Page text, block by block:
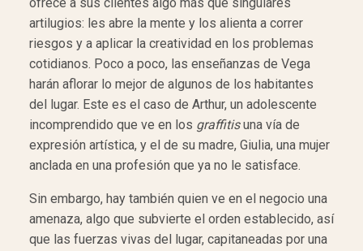
artilugios: les abre la mente y los alienta a correr
riesgos y a aplicar la creatividad en los problemas
cotidianos. Poco a poco, las enseñanzas de Vega
harán aflorar lo mejor de algunos de los habitantes
del lugar. Este es el caso de Arthur, un adolescente
incomprendido que ve en los graffitisuna vía de
expresión artística, y el de su madre, Giulia, una mujer
anclada en una profesión que ya no le satisface.
Sin embargo, hay también quien ve en el negocio una
amenaza, algo que subvierte el orden establecido, así
que las fuerzas vivas del lugar, capitaneadas por una